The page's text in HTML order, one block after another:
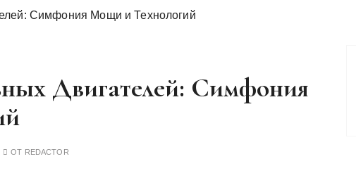
Симфония Мощи и Технологий
Двигателей: Симфония
ОТ REDACTOR